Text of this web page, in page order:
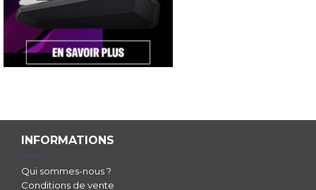
INFORMATIONS
Qui sommes-nous ?
Conditions de vente